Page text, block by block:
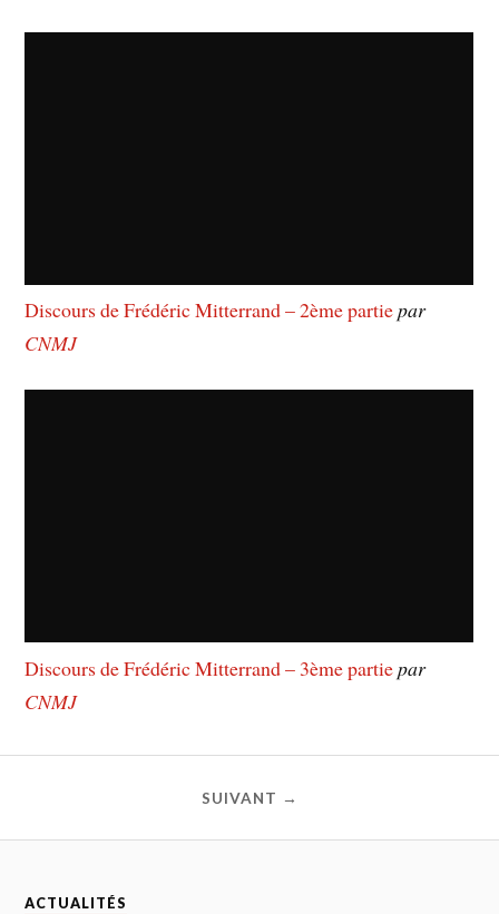
Discours de Frédéric Mitterrand – 2ème partiepar
CNMJ
Discours de Frédéric Mitterrand – 3ème partiepar
CNMJ
SUIVANT →
ACTUALITÉS